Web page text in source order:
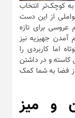
به کوچک‌تر انتخاب
از این دست
برای تازه
جهیزیه نیز
اما کاربردی را
کاسته و در داشتن
فضا به شما کمک
و میز